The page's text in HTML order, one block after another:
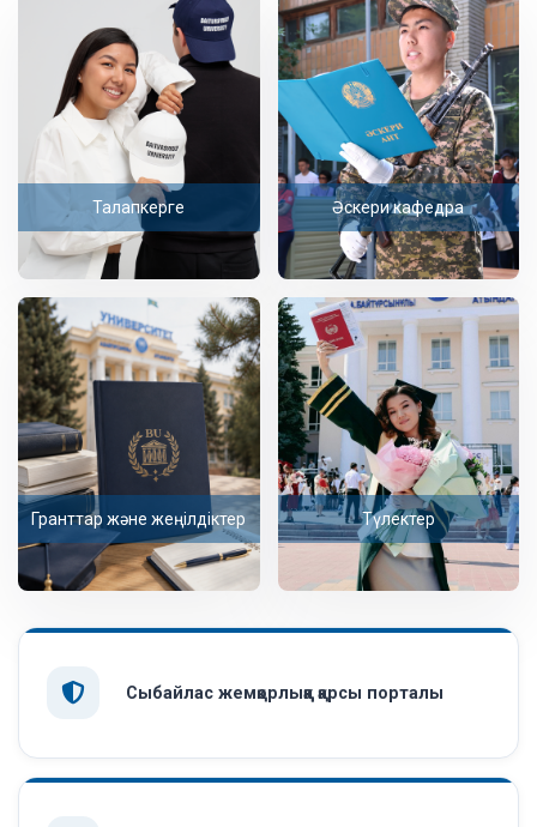
Талапкерге Әскери кафедра
Гранттар және жеңілдіктер Түлектер
Сыбайлас жемқорлыққа қарсы порталы